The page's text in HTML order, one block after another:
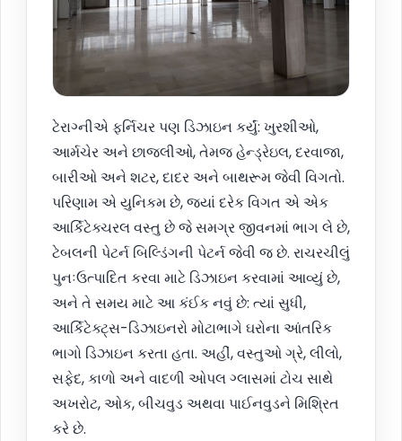
ટેરાગ્નીએ ફર્નિચર પણ ડિઝાઇન કર્યું: ખુરશીઓ,
આર્મચેર અને છાજલીઓ, તેમજ હેન્ડ્રેઇલ, દરવાજા,
બારીઓ અને શટર, દાદર અને બાથરૂમ જેવી વિગતો.
પરિણામ એ યુનિકમ છે, જ્યાં દરેક વિગત એ એક
આર્કિટેક્ચરલ વસ્તુ છે જે સમગ્ર જીવનમાં ભાગ લે છે,
ટેબલની પેટર્ન બિલ્ડિંગની પેટર્ન જેવી જ છે. રાચરચીલું
પુનઃઉત્પાદિત કરવા માટે ડિઝાઇન કરવામાં આવ્યું છે,
અને તે સમય માટે આ કંઈક નવું છે: ત્યાં સુધી,
આર્કિટેક્ટ્સ-ડિઝાઇનરો મોટાભાગે ઘરોના આંતરિક
ભાગો ડિઝાઇન કરતા હતા. અહીં, વસ્તુઓ ગ્રે, લીલો,
સફેદ, કાળો અને વાદળી ઓપલ ગ્લાસમાં ટોચ સાથે
અખરોટ, ઓક, બીચવુડ અથવા પાઈનવુડને મિશ્રિત
કરે છે.